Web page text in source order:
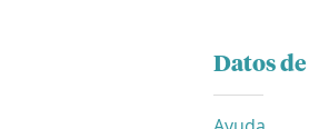
Datos